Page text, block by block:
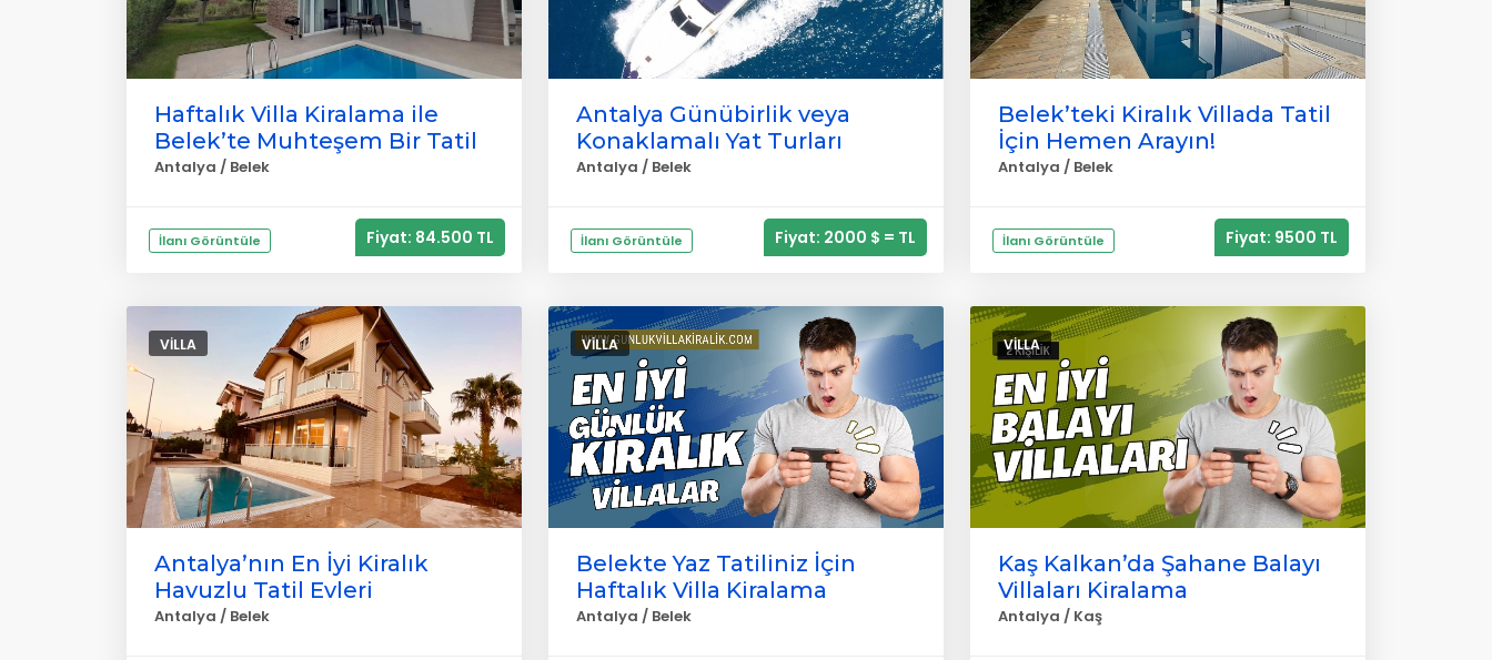
Haftalık Villa Kiralama ile
Belek’te Muhteşem Bir Tatil
Antalya / Belek
İlanı Görüntüle Fiyat: 84.500 TL
Antalya Günübirlik veya
Konaklamalı Yat Turları
Antalya / Belek
İlanı Görüntüle Fiyat: 2000 $ = TL
Belek’teki Kiralık Villada Tatil
İçin Hemen Arayın!
Antalya / Belek
İlanı Görüntüle Fiyat: 9500 TL
VILLA
Antalya’nın En İyi Kiralık
Havuzlu Tatil Evleri
Antalya / Belek
VILLA
Belekte Yaz Tatiliniz İçin
Haftalık Villa Kiralama
Antalya / Belek
VILLA
Kaş Kalkan’da Şahane Balayı
Villaları Kiralama
Antalya / Kaş